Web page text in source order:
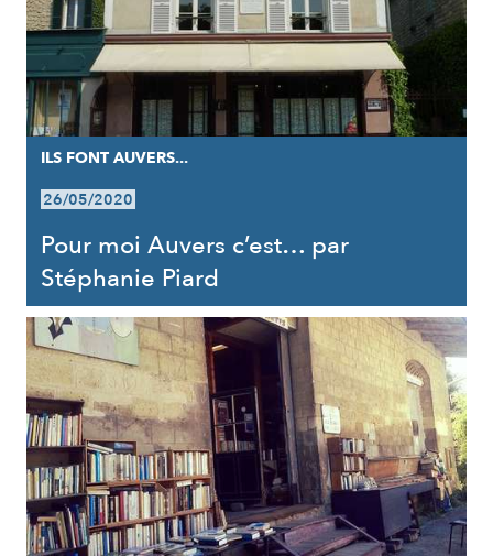
ILS FONT AUVERS...
26/05/2020
Pour moi Auvers c’est… par
Stéphanie Piard